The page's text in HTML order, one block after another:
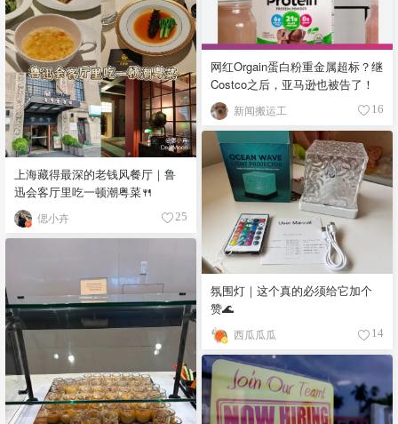
网红Orgain蛋白粉重金属超标？继
Costco之后，亚马逊也被告了！
新闻搬运工 16
上海藏得最深的老钱风餐厅｜鲁
迅会客厅里吃一顿潮粤菜🍴
偲小卉 25
氛围灯｜这个真的必须给它加个
赞🌊
西瓜瓜瓜 14